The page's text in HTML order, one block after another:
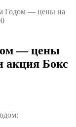
Годом — цены на
— цены
акция Бокс